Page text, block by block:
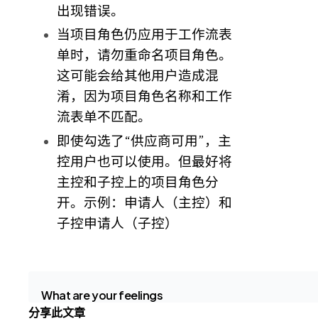
出现错误。
当项目角色仍应用于工作流表
单时，请勿重命名项目角色。
这可能会给其他用户造成混
淆，因为项目角色名称和工作
流表单不匹配。
即使勾选了“供应商可用”，主
控用户也可以使用。但最好将
主控和子控上的项目角色分
开。示例：申请人（主控）和
子控申请人（子控）
What are your feelings
分享此文章